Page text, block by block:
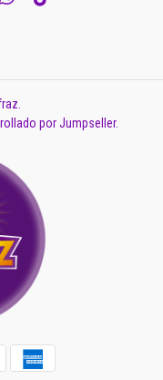
por Jumpseller.